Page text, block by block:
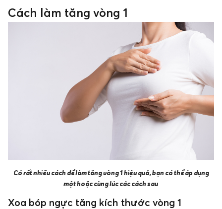
Cách làm tăng vòng 1
Có rất nhiều cách để làm tăng vòng 1 hiệu quả, bạn có thể áp dụng
một hoặc cùng lúc các cách sau
Xoa bóp ngực tăng kích thước vòng 1